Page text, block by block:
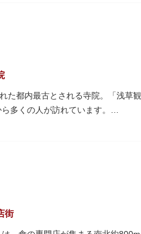
ートのレンタルが可能。水上か
んの鴨や渡り鳥が訪れます。大
たりと、思い思いの時間をお過ご
た都内最古とされる寺院。「浅草
多くの人が訪れています。
てくれます。本堂前には、邪気
観音堂」とも呼ばれる本堂には
つ五重塔、国指定重要文化財の二
て見学をお楽しみください。
街